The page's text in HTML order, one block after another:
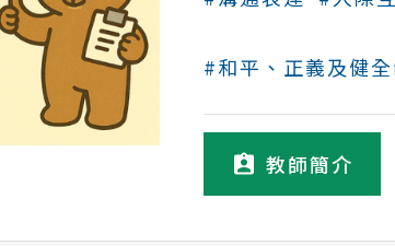
#和平、正義及健
教師簡介